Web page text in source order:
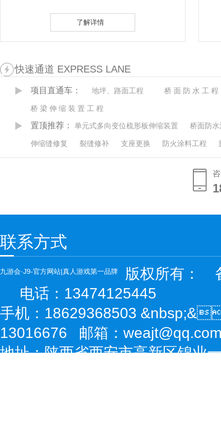
了解详情
快速通道 EXPRESS LANE
项目直通车： 地坪、路面工程 桥 面 防 水 工 程
桥 梁 伸 缩 装 置 工 程
置顶推荐： 单元式多向变位梳形板伸缩装置 桥面防
伸缩缝修复 裂缝修补 支座更换 防火涂料工程
联系方式
版权所有：
九游会·J9-官方网站|真人游戏第一品牌
电话：13474125445
手机：18629368503
13016676 邮箱：
地址：陕西省西安市高新区锦业一